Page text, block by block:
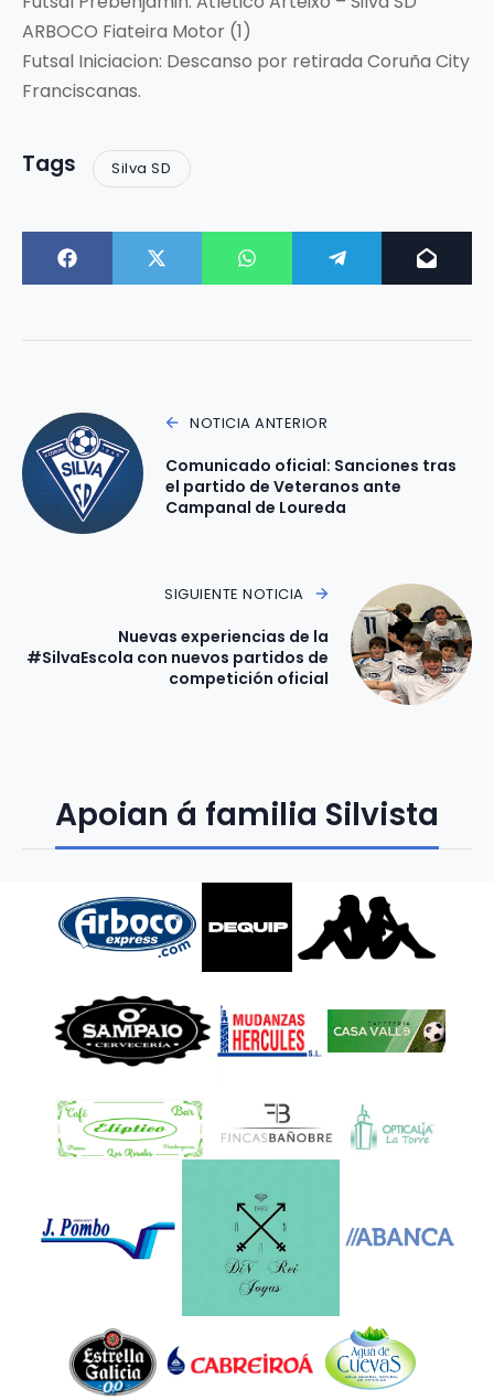
ARBOCO Fiateira Motor (1)
Futsal Iniciacion: Descanso por retirada Coruña City
Franciscanas.
Tags Silva SD
NOTICIA ANTERIOR
Comunicado oficial: Sanciones tras
el partido de Veteranos ante
Campanal de Loureda
SIGUIENTE NOTICIA
Nuevas experiencias de la
#SilvaEscola con nuevos partidos de
competición oficial
Apoian á familia Silvista